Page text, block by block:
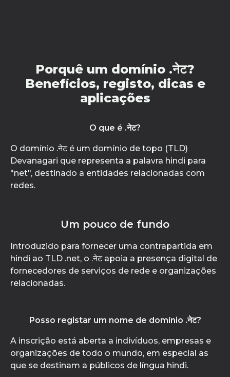
Porquê um domínio .नेट?
Benefícios, registo, dicas e
aplicações
O que é .नेट?
O domínio .नेट é um domínio de topo (TLD)
Devanagari que representa a palavra hindi para
"net", destinado a entidades relacionadas com
redes.
Um pouco de fundo
Introduzido para fornecer uma contrapartida em
hindi ao TLD .net, o .नेट apoia a presença digital de
fornecedores de serviços de rede e organizações
relacionadas.
Posso registar um nome de domínio .नेट?
A inscrição está aberta a indivíduos, empresas e
organizações de todo o mundo, em especial as
que se destinam a públicos de língua hindi.